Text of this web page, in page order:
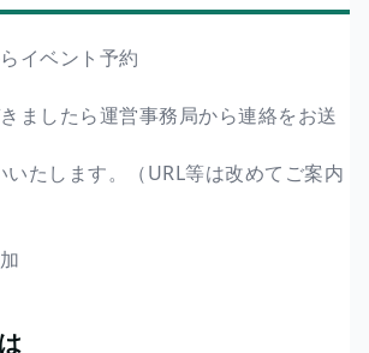
イベント予約
ましたら運営事務局から連絡をお送
たします。（URL等は改めてご案内